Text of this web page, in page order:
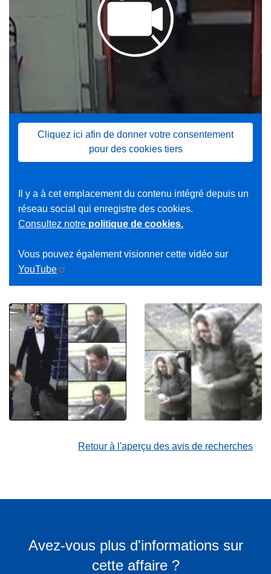
Cliquez ici afin de donner votre consentement
pour des cookies tiers
Il y a à cet emplacement du contenu intégré depuis un
réseau social qui enregistre des cookies.
Consultez notre politique de cookies.
Vous pouvez également visionner cette vidéo sur
YouTube
Retour à l'aperçu des avis de recherches
Avez-vous plus d'informations sur
cette affaire ?